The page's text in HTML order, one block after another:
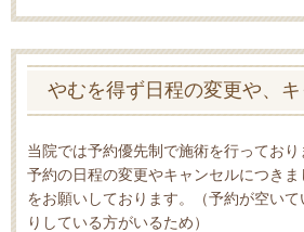
やむを得ず日程の変更や、
当院では予約優先制で施術を行ってお
予約の日程の変更やキャンセルにつき
をお願いしております。（予約が空い
りしている方がいるため）